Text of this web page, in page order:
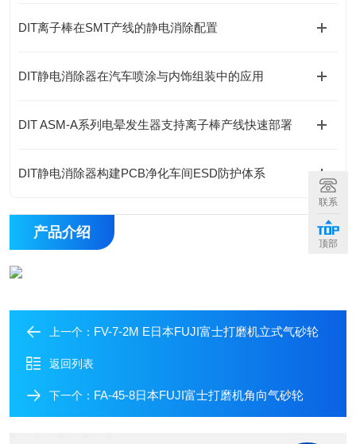
DIT离子棒在SMT产线的静电消除配置
DIT静电消除器在汽车喷涂与内饰组装中的应用
DIT ASM-A系列电晕发生器支持离子棒产线快速部署
DIT静电消除器构建PCB净化车间ESD防护体系
产品介绍
上一个： FV-7-2M E日本FUJI富士打磨机立式气砂轮
返回列表
下一个： FA-45-8日本FUJI富士打磨机角向气砂轮
联系
顶部